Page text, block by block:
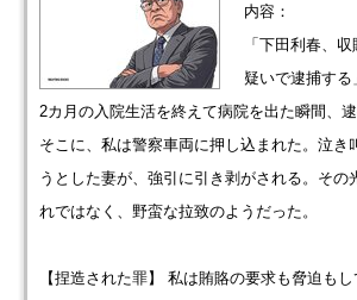
内容：
「下田利春、
疑いで逮捕する
2カ月の入院生活を終えて病院を出た瞬間、
そこに、私は警察車両に押し込まれた。泣き
うとした妻が、強引に引き剥がされる。その
れではなく、野蛮な拉致のようだった。
【捏造された罪】 私は賄賂の要求も脅迫も